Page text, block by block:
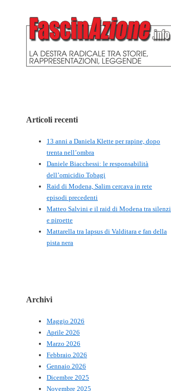
Articoli recenti
13 anni a Daniela Klette per rapine, dopo
trenta nell’ombra
Daniele Biacchessi: le responsabilità
dell’omicidio Tobagi
Raid di Modena, Salim cercava in rete
episodi precedenti
Matteo Salvini e il raid di Modena tra silenzi
e piroette
Mattarella tra lapsus di Valditara e fan della
pista nera
Archivi
Maggio 2026
Aprile 2026
Marzo 2026
Febbraio 2026
Gennaio 2026
Dicembre 2025
Novembre 2025